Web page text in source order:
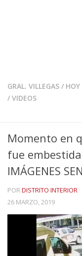
GRAL. VILLEGAS / HOY
/ VIDEOS
Momento en
fue
IMÁGENES
PORDISTRITO INTERIOR
26 MARZO, 2019